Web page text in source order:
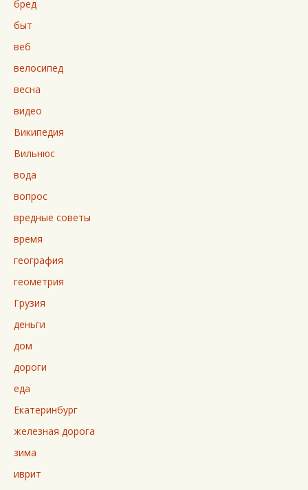
бред
быт
веб
велосипед
весна
видео
Википедия
Вильнюс
вода
вопрос
вредные советы
время
география
геометрия
Грузия
деньги
дом
дороги
еда
Екатеринбург
железная дорога
зима
иврит